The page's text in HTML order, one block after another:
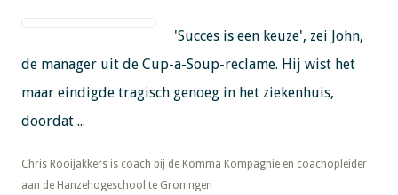
'Succes is een keuze', zei John,
de manager uit de Cup-a-Soup-reclame. Hij wist het
maar eindigde tragisch genoeg in het ziekenhuis,
doordat ...
​​​​​​​Chris Rooijakkers is coach bij de Komma Kompagnie en coachopleider
aan de Hanzehogeschool te Groningen